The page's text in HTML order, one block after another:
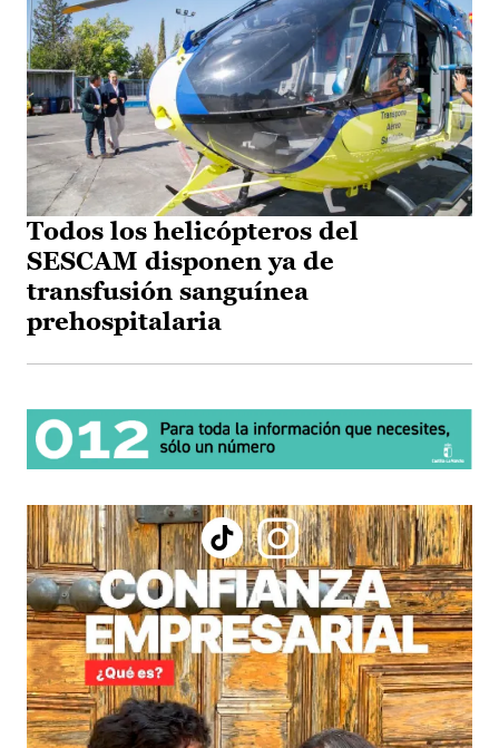
Todos los helicópteros del
SESCAM disponen ya de
transfusión sanguínea
prehospitalaria